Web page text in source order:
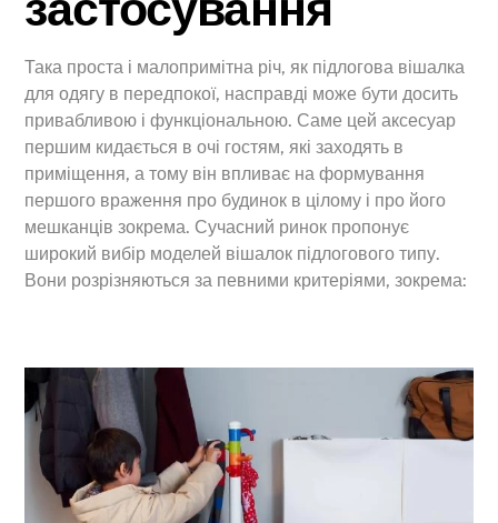
Така проста і малопримітна річ, як підлогова вішалка
для одягу в передпокої, насправді може бути досить
привабливою і функціональною. Саме цей аксесуар
першим кидається в очі гостям, які заходять в
приміщення, а тому він впливає на формування
першого враження про будинок в цілому і про його
мешканців зокрема. Сучасний ринок пропонує
широкий вибір моделей вішалок підлогового типу.
Вони розрізняються за певними критеріями, зокрема: